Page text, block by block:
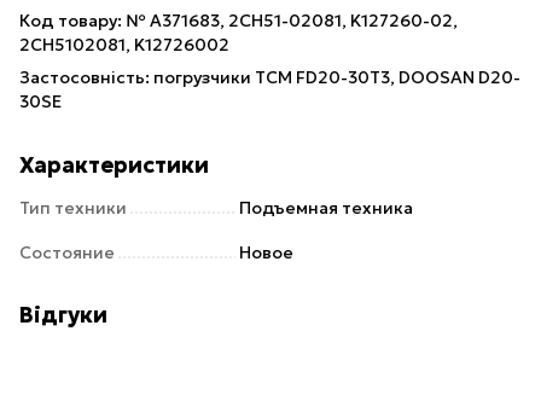
Код товару: № A371683, 2CH51-02081, K127260-02,
2CH5102081, K12726002
Застосовність: погрузчики TCM FD20-30T3, DOOSAN D20-
30SE
Характеристики
Тип техники Подъемная техника
Состояние Новое
Відгуки